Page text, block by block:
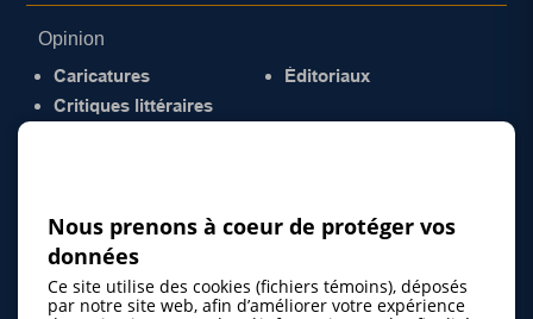
Opinion
Caricatures
Critiques littéraires
Éditoriaux
Nous prenons à coeur de protéger vos
données
Ce site utilise des cookies (fichiers témoins), déposés
par notre site web, afin d’améliorer votre expérience